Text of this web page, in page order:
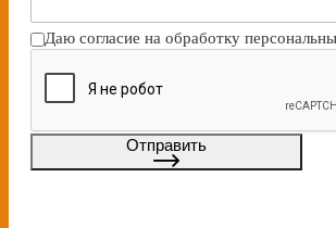
Даю согласие на обработку
Отправить